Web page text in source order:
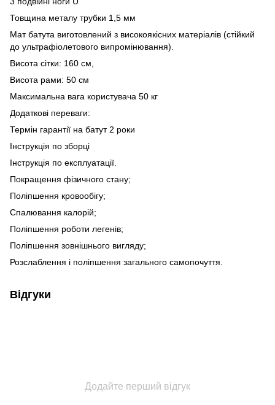
Товщина металу трубки 1,5 мм
Мат батута виготовлений з високоякісних матеріалів (стійкий
до ультрафіолетового випромінювання).
Висота сітки: 160 см,
Висота рами: 50 см
Максимальна вага користувача 50 кг
Додаткові переваги:
Термін гарантії на батут 2 роки
Інструкція по зборці
Інструкція по експлуатації.
Покращення фізичного стану;
Поліпшення кровообігу;
Спалювання калорій;
Поліпшення роботи легенів;
Поліпшення зовнішнього вигляду;
Розслаблення і поліпшення загального самопочуття.
Відгуки
Додайте перший відгук